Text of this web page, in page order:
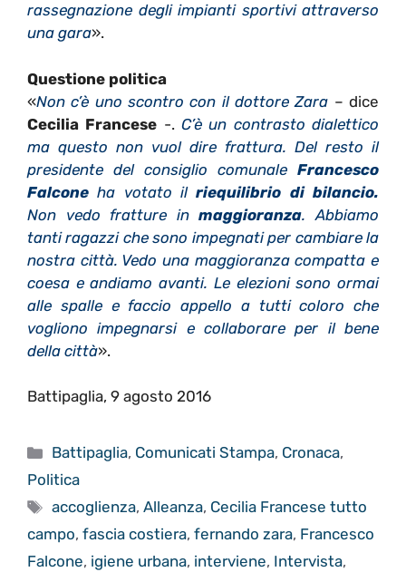
rassegnazione degli impianti sportivi attraverso
una gara».
Questione politica
«Non c’è uno scontro con il dottore Zara – dice
Cecilia Francese -.C’è un contrasto dialettico
ma questo non vuol dire frattura. Del resto il
presidente del consiglio comunale Francesco
Falcone ha votato ilriequilibrio di bilancio.
Non vedo fratture inmaggioranza. Abbiamo
tanti ragazzi che sono impegnati per cambiare la
nostra città. Vedo una maggioranza compatta e
coesa e andiamo avanti. Le elezioni sono ormai
alle spalle e faccio appello a tutti coloro che
vogliono impegnarsi e collaborare per il bene
della città».
Battipaglia, 9 agosto 2016
Categorie
Battipaglia, Comunicati Stampa, Cronaca,
Politica
Tag
accoglienza,Alleanza, Cecilia Francese tutto
campo, fascia costiera, fernando zara, Francesco
Falcone, igiene urbana, interviene, Intervista,